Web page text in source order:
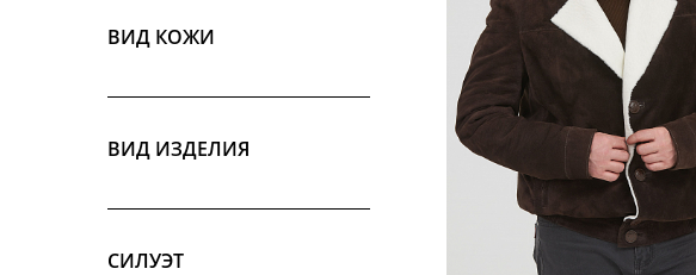
ВИД КОЖИ
ВИД ИЗДЕЛИЯ
СИЛУЭТ